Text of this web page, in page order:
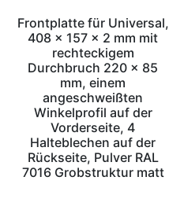
Frontplatte für Universal,
408 x 157 x 2 mm mit
rechteckigem
Durchbruch 220 x 85
mm, einem
angeschweißten
Winkelprofil auf der
Vorderseite, 4
Halteblechen auf der
Rückseite, Pulver RAL
7016 Grobstruktur matt